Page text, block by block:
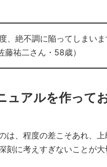
、絶不調に陥ってしまい
藤祐二さん・58歳）
ュアルを作って
は、程度の差こそあれ、
刻に考えすぎないことが大